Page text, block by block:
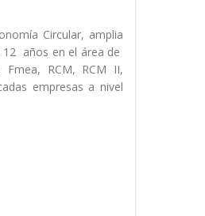
Circular, amplia
años en el área de
RCM, RCM II,
empresas a nivel